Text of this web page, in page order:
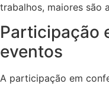
trabalhos, maiores são
Participação
eventos
A participação em